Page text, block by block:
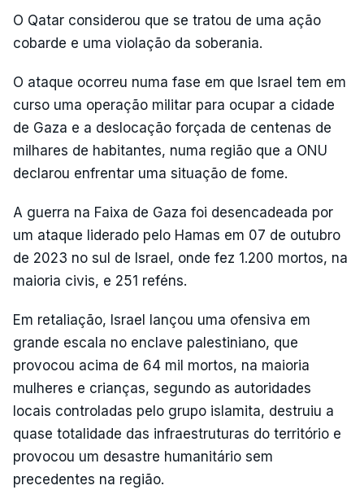
O Qatar considerou que se tratou de uma ação
cobarde e uma violação da soberania.
O ataque ocorreu numa fase em que Israel tem em
curso uma operação militar para ocupar a cidade
de Gaza e a deslocação forçada de centenas de
milhares de habitantes, numa região que a ONU
declarou enfrentar uma situação de fome.
A guerra na Faixa de Gaza foi desencadeada por
um ataque liderado pelo Hamas em 07 de outubro
de 2023 no sul de Israel, onde fez 1.200 mortos, na
maioria civis, e 251 reféns.
Em retaliação, Israel lançou uma ofensiva em
grande escala no enclave palestiniano, que
provocou acima de 64 mil mortos, na maioria
mulheres e crianças, segundo as autoridades
locais controladas pelo grupo islamita, destruiu a
quase totalidade das infraestruturas do território e
provocou um desastre humanitário sem
precedentes na região.